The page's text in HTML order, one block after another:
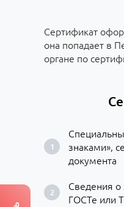
Сертификат
она попадает в
органе по
знаками»,
документа
Сведения о
ГОСТе или